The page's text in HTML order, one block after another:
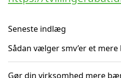
Seneste indlæg
Sådan vælger smv’er et
Gør din virksomhed mere